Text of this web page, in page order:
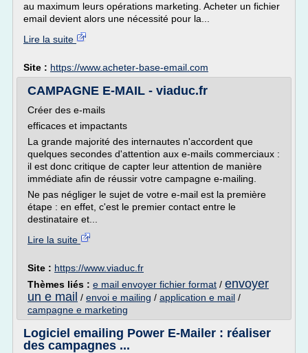
au maximum leurs opérations marketing. Acheter un fichier
email devient alors une nécessité pour la...
Lire la suite
Site : https://www.acheter-base-email.com
CAMPAGNE E-MAIL - viaduc.fr
Créer des e-mails
efficaces et impactants
La grande majorité des internautes n'accordent que
quelques secondes d'attention aux e-mails commerciaux :
il est donc critique de capter leur attention de manière
immédiate afin de réussir votre campagne e-mailing.
Ne pas négliger le sujet de votre e-mail est la première
étape : en effet, c'est le premier contact entre le
destinataire et...
Lire la suite
Site : https://www.viaduc.fr
Thèmes liés : e mail envoyer fichier format / envoyer
un e mail / envoi e mailing / application e mail /
campagne e marketing
Logiciel emailing Power E-Mailer : réaliser
des campagnes ...